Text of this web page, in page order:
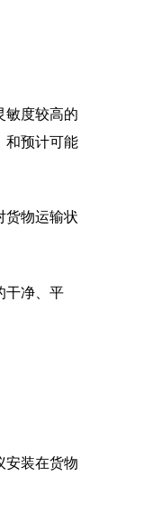
敏度较高的
和预计可能
货物运输状
干净、平
安装在货物